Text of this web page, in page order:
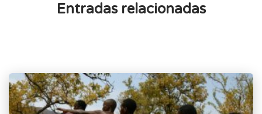
Entradas relacionadas